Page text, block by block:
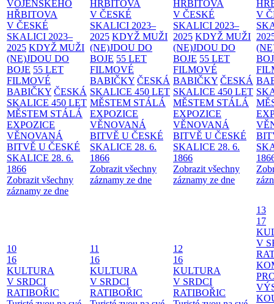
VOJENSKÉHO
HŘBITOVA
V ČESKÉ
SKALICI 2023–
2025 KDYŽ MUŽI
(NE)JDOU DO
BOJE 55 LET
FILMOVÉ
BABIČKY ČESKÁ
SKALICE 450 LET
MĚSTEM STÁLÁ
EXPOZICE
VĚNOVANÁ
BITVĚ U ČESKÉ
SKALICE 28. 6.
1866
Zobrazit všechny
záznamy ze dne
HŘBITOVA
V ČESKÉ
SKALICI 2023–
2025 KDYŽ MUŽI
(NE)JDOU DO
BOJE 55 LET
FILMOVÉ
BABIČKY ČESKÁ
SKALICE 450 LET
MĚSTEM STÁLÁ
EXPOZICE
VĚNOVANÁ
BITVĚ U ČESKÉ
SKALICE 28. 6.
1866
Zobrazit všechny
záznamy ze dne
HŘBITOVA
V ČESKÉ
SKALICI 2023–
2025 KDYŽ MUŽI
(NE)JDOU DO
BOJE 55 LET
FILMOVÉ
BABIČKY ČESKÁ
SKALICE 450 LET
MĚSTEM STÁLÁ
EXPOZICE
VĚNOVANÁ
BITVĚ U ČESKÉ
SKALICE 28. 6.
1866
Zobrazit všechny
záznamy ze dne
V
10
16
KULTURA
V SRDCI
RATIBOŘIC
11
16
KULTURA
V SRDCI
RATIBOŘIC
12
16
KULTURA
V SRDCI
RATIBOŘIC
13
17
V